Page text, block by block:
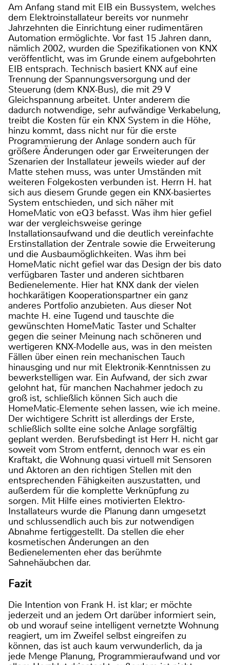
Am Anfang stand mit EIB ein Bussystem, welches
dem Elektroinstallateur bereits vor nunmehr
Jahrzehnten die Einrichtung einer rudimentären
Automation ermöglichte. Vor fast 15 Jahren dann,
nämlich 2002, wurden die Spezifikationen von KNX
veröffentlicht, was im Grunde einem aufgebohrten
EIB entsprach. Technisch basiert KNX auf eine
Trennung der Spannungsversorgung und der
Steuerung (dem KNX-Bus), die mit 29 V
Gleichspannung arbeitet. Unter anderem die
dadurch notwendige, sehr aufwändige Verkabelung,
treibt die Kosten für ein KNX System in die Höhe,
hinzu kommt, dass nicht nur für die erste
Programmierung der Anlage sondern auch für
größere Änderungen oder gar Erweiterungen der
Szenarien der Installateur jeweils wieder auf der
Matte stehen muss, was unter Umständen mit
weiteren Folgekosten verbunden ist. Herrn H. hat
sich aus diesem Grunde gegen ein KNX-basiertes
System entschieden, und sich näher mit
HomeMatic von eQ3 befasst. Was ihm hier gefiel
war der vergleichsweise geringe
Installationsaufwand und die deutlich vereinfachte
Erstinstallation der Zentrale sowie die Erweiterung
und die Ausbaumöglichkeiten. Was ihm bei
HomeMatic nicht gefiel war das Design der bis dato
verfügbaren Taster und anderen sichtbaren
Bedienelemente. Hier hat KNX dank der vielen
hochkarätigen Kooperationspartner ein ganz
anderes Portfolio anzubieten. Aus dieser Not
machte H. eine Tugend und tauschte die
gewünschten HomeMatic Taster und Schalter
gegen die seiner Meinung nach schöneren und
wertigeren KNX-Modelle aus, was in den meisten
Fällen über einen rein mechanischen Tauch
hinausging und nur mit Elektronik-Kenntnissen zu
bewerkstelligen war. Ein Aufwand, der sich zwar
gelohnt hat, für manchen Nachahmer jedoch zu
groß ist, schließlich können Sich auch die
HomeMatic-Elemente sehen lassen, wie ich meine.
Der wichtigere Schritt ist allerdings der Erste,
schließlich sollte eine solche Anlage sorgfältig
geplant werden. Berufsbedingt ist Herr H. nicht gar
soweit vom Strom entfernt, dennoch war es ein
Kraftakt, die Wohnung quasi virtuell mit Sensoren
und Aktoren an den richtigen Stellen mit den
entsprechenden Fähigkeiten auszustatten, und
außerdem für die komplette Verknüpfung zu
sorgen. Mit Hilfe eines motivierten Elektro-
Installateurs wurde die Planung dann umgesetzt
und schlussendlich auch bis zur notwendigen
Abnahme fertiggestellt. Da stellen die eher
kosmetischen Änderungen an den
Bedienelementen eher das berühmte
Sahnehäubchen dar.
Fazit
Die Intention von Frank H. ist klar; er möchte
jederzeit und an jedem Ort darüber informiert sein,
ob und worauf seine intelligent vernetzte Wohnung
reagiert, um im Zweifel selbst eingreifen zu
können, das ist auch kaum verwunderlich, da ja
jede Menge Planung, Programmieraufwand und vor